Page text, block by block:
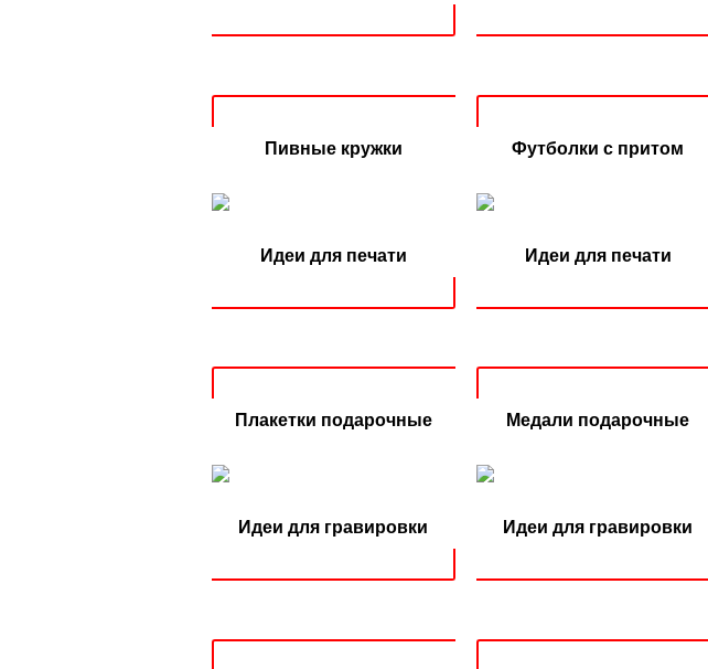
Пивные кружки
Идеи для печати
Футболки с притом
Идеи для печати
Плакетки подарочные
Идеи для гравировки
Медали подарочные
Идеи для гравировки